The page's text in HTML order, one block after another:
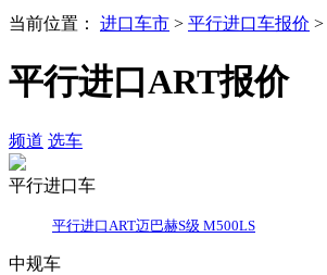
当前位置： 进口车市 > 平行进口车报价 >
平行进口ART报价
频道 选车
平行进口车
平行进口ART迈巴赫S级 M500LS
中规车